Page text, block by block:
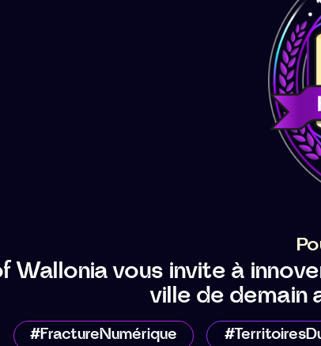
Wallonia vous invite à
ville de demain
#FractureNumérique